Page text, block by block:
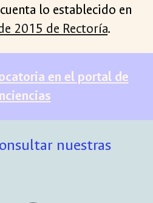
lo establecido en
2015 de Rectoría.
en el portal de
nuestras